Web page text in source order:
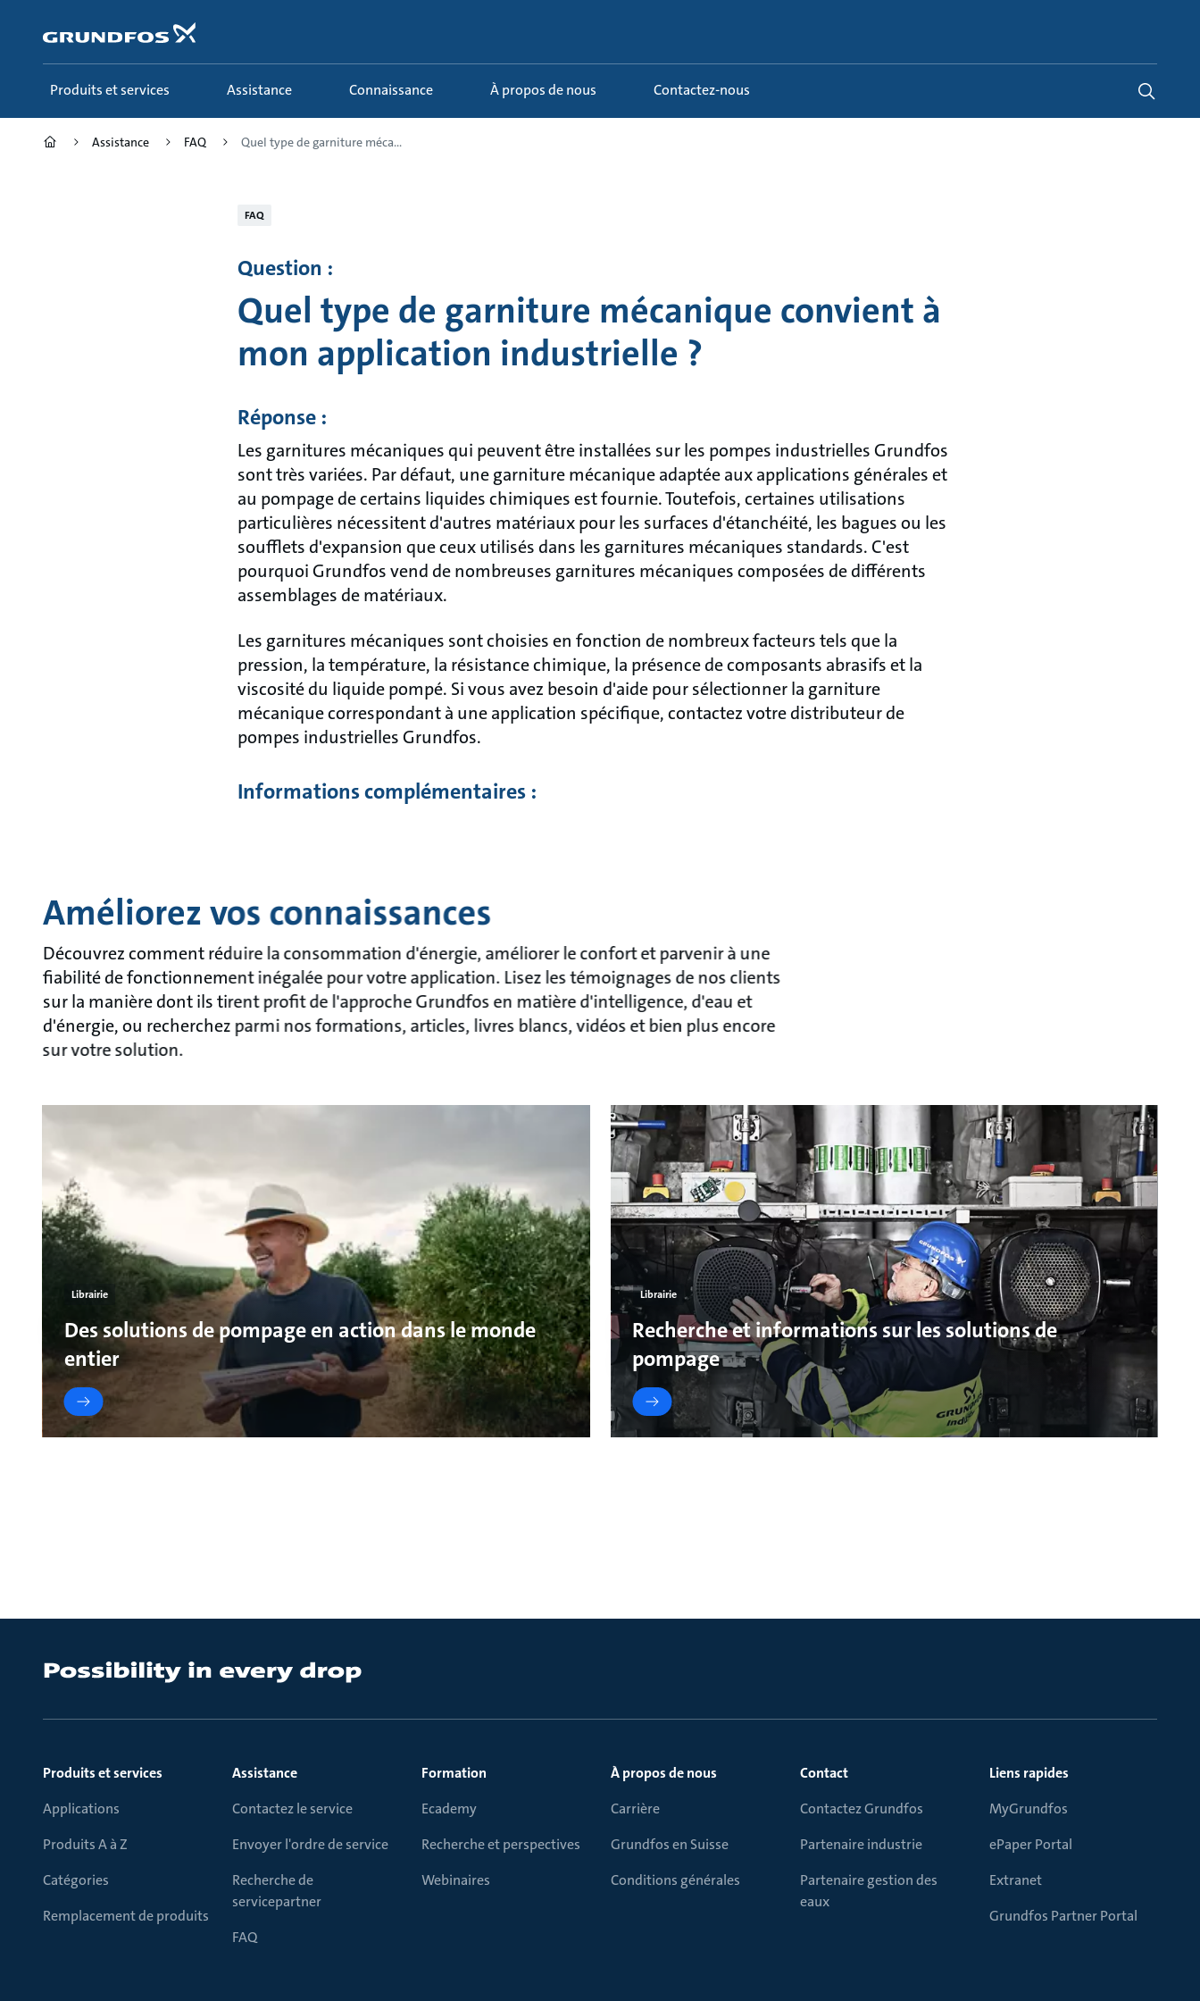
principal
Produits et services Assistance Connaissance À propos de nous Contactez-nous
Assistance FAQ Quel type de garniture méca...
FAQ
Question :
Quel type de garniture mécanique convient à
mon application industrielle ?
Réponse :
Les garnitures mécaniques qui peuvent être installées sur les pompes industrielles Grundfos
sont très variées. Par défaut, une garniture mécanique adaptée aux applications générales et
au pompage de certains liquides chimiques est fournie. Toutefois, certaines utilisations
particulières nécessitent d'autres matériaux pour les surfaces d'étanchéité, les bagues ou les
soufflets d'expansion que ceux utilisés dans les garnitures mécaniques standards. C'est
pourquoi Grundfos vend de nombreuses garnitures mécaniques composées de différents
assemblages de matériaux.
Les garnitures mécaniques sont choisies en fonction de nombreux facteurs tels que la
pression, la température, la résistance chimique, la présence de composants abrasifs et la
viscosité du liquide pompé. Si vous avez besoin d'aide pour sélectionner la garniture
mécanique correspondant à une application spécifique, contactez votre distributeur de
pompes industrielles Grundfos.
Informations complémentaires :
Améliorez vos connaissances
Découvrez comment réduire la consommation d'énergie, améliorer le confort et parvenir à une
fiabilité de fonctionnement inégalée pour votre application. Lisez les témoignages de nos clients
sur la manière dont ils tirent profit de l'approche Grundfos en matière d'intelligence, d'eau et
d'énergie, ou recherchez parmi nos formations, articles, livres blancs, vidéos et bien plus encore
sur votre solution.
Librairie
Des solutions de pompage en action dans le monde
entier
Librairie
Recherche et informations sur les solutions de
pompage
Produits et services
Applications
Produits A à Z
Catégories
Remplacement de produits
Assistance
Contactez le service
Envoyer l'ordre de service
Recherche de
servicepartner
FAQ
Formation
Ecademy
Recherche et perspectives
Webinaires
À propos de nous
Carrière
Grundfos en Suisse
Conditions générales
Contact
Contactez Grundfos
Partenaire industrie
Partenaire gestion des
eaux
Liens rapides
MyGrundfos
ePaper Portal
Extranet
Grundfos Partner Portal